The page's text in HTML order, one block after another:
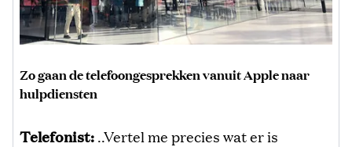
Zo gaan de telefoongesprekken vanuit Apple naar
hulpdiensten
Telefonist:..Vertel me precies wat er is